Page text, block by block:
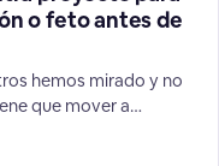
o feto antes de
hemos mirado y no
que mover a